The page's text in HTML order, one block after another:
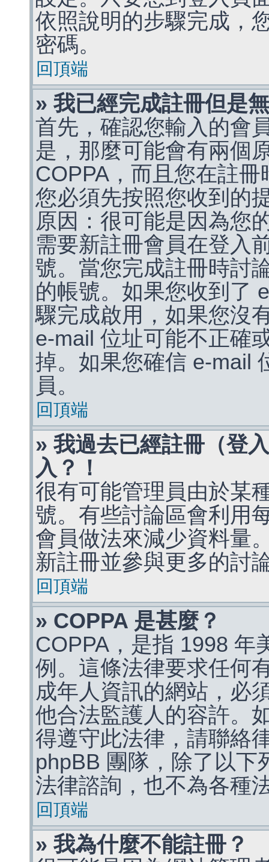
依照說明的步驟完成，
密碼。
回頂端
» 我已經完成註冊但是
首先，確認您輸入的會
是，那麼可能會有兩個
COPPA，而且您在註
您必須先按照您收到的
原因：很可能是因為您
需要新註冊會員在登入
號。當您完成註冊時討
的帳號。如果您收到了
驟完成啟用，如果您沒
e-mail 位址可能不正確
掉。如果您確信 e-mail
員。
回頂端
» 我過去已經註冊（登
入？！
很有可能管理員由於某
號。有些討論區會利用
會員做法來減少資料量
新註冊並參與更多的討
回頂端
» COPPA 是甚麼？
COPPA，是指 1998 年
例。這條法律要求任何
成年人資訊的網站，必
他合法監護人的容許。
得遵守此法律，請聯絡
phpBB 團隊，除了以下
法律諮詢，也不為各種
回頂端
» 我為什麼不能註冊？